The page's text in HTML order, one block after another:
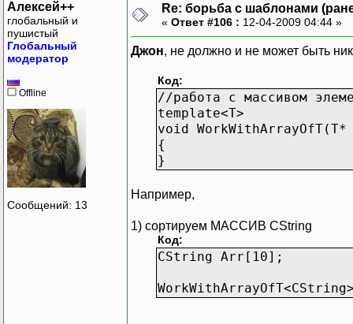
Алексей++
глобальный и
пушистый
Глобальный
модератор
Offline
Сообщений: 13
Re: борьба с шаблонами
« Ответ #106 : 12-04-2009 04:44 »
Джон, не должно и не может быть
Код:
//работа с массивом
template<T>
void WorkWithArrayOfT(T*
{
}
Например,
1) сортируем МАССИВ CString
Код:
CString Arr[10];